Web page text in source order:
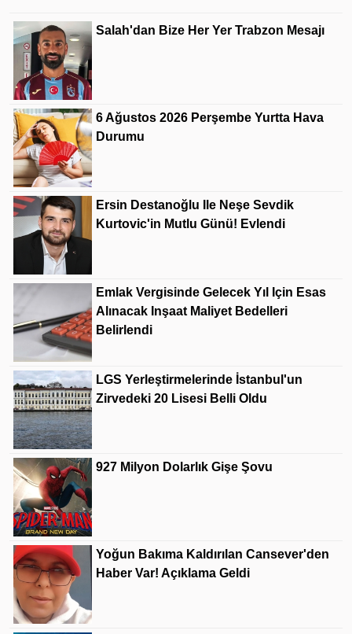
Salah'dan Bize Her Yer Trabzon Mesajı
6 Ağustos 2026 Perşembe Yurtta Hava
Durumu
Ersin Destanoğlu Ile Neşe Sevdik
Kurtovic'in Mutlu Günü! Evlendi
Emlak Vergisinde Gelecek Yıl Için Esas
Alınacak Inşaat Maliyet Bedelleri
Belirlendi
LGS Yerleştirmelerinde İstanbul'un
Zirvedeki 20 Lisesi Belli Oldu
927 Milyon Dolarlık Gişe Şovu
Yoğun Bakıma Kaldırılan Cansever'den
Haber Var! Açıklama Geldi